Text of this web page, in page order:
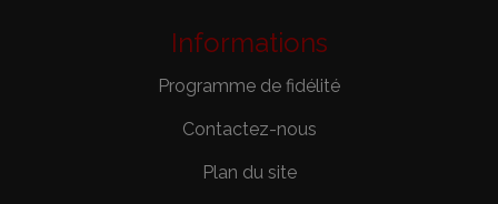
Informations
Programme de fidélité
Contactez-nous
Plan du site